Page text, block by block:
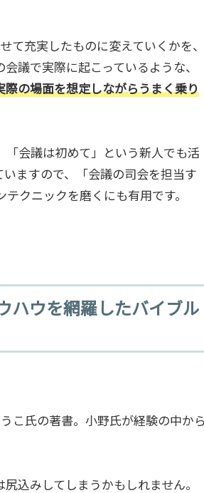
充実したものに変えていくかを、
議で実際に起こっているような、
の場面を想定しながらうまく乗り
会議は初めて」という新人でも活
ますので、「会議の司会を担当す
クニックを磨くにも有用です。
ハウを網羅したバイブル
こ氏の著書。小野氏が経験の中から
込みしてしまうかもしれません。